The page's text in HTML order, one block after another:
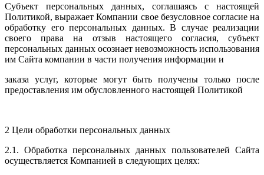
Субъект персональных данных, соглашаясь с настоящей
Политикой, выражает Компании свое безусловное согласие на
обработку его персональных данных. В случае реализации
своего права на отзыв настоящего согласия, субъект
персональных данных осознает невозможность использования
им Сайта компании в части получения информации и
заказа услуг, которые могут быть получены только после
предоставления им обусловленного настоящей Политикой
2 Цели обработки персональных данных
2.1. Обработка персональных данных пользователей Сайта
осуществляется Компанией в следующих целях: